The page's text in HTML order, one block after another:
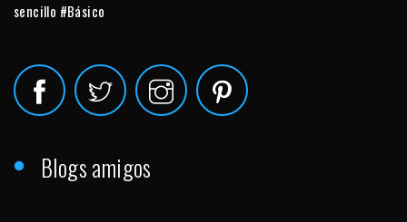
sencillo #Básico
Blogs amigos